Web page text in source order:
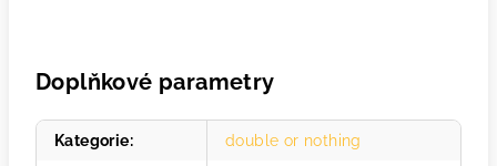
Doplňkové parametry
Kategorie: double or nothing